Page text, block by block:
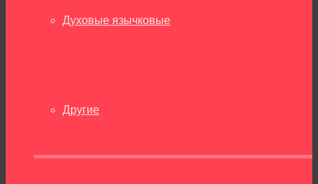
Духовые язычковые
Другие